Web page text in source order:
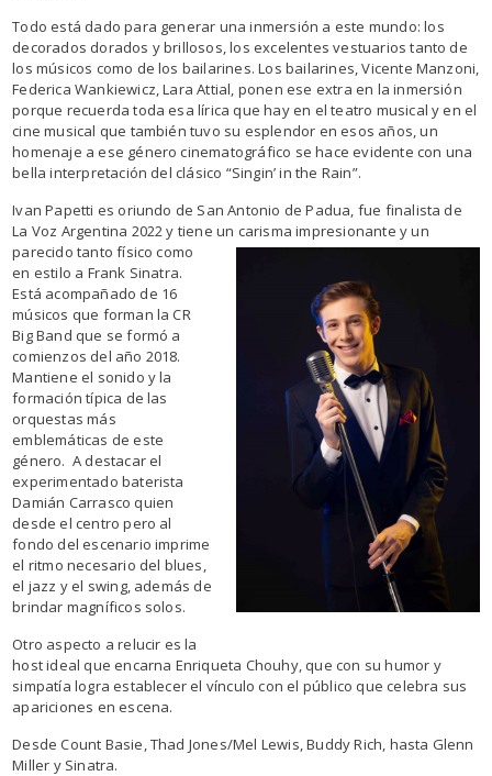
Todo está dado para generar una inmersión a este mundo: los
decorados dorados y brillosos, los excelentes vestuarios tanto de
los músicos como de los bailarines. Los bailarines, Vicente Manzoni,
Federica Wankiewicz, Lara Attial, ponen ese extra en la inmersión
porque recuerda toda esa lírica que hay en el teatro musical y en el
cine musical que también tuvo su esplendor en esos años, un
homenaje a ese género cinematográfico se hace evidente con una
bella interpretación del clásico “Singin’ in the Rain”.
Ivan Papetti es oriundo de San Antonio de Padua, fue finalista de
La Voz Argentina 2022 y tiene un carisma impresionante y un
parecido tanto físico como
en estilo a Frank Sinatra.
Está acompañado de 16
músicos que forman la CR
Big Band que se formó a
comienzos del año 2018.
Mantiene el sonido y la
formación típica de las
orquestas más
emblemáticas de este
género. A destacar el
experimentado baterista
Damián Carrasco quien
desde el centro pero al
fondo del escenario imprime
el ritmo necesario del blues,
el jazz y el swing, además de
brindar magníficos solos.
Otro aspecto a relucir es la
host ideal que encarna Enriqueta Chouhy, que con su humor y
simpatía logra establecer el vínculo con el público que celebra sus
apariciones en escena.
Desde Count Basie, Thad Jones/Mel Lewis, Buddy Rich, hasta Glenn
Miller y Sinatra.